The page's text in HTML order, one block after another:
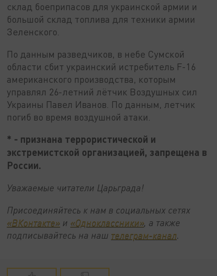
склад боеприпасов для украинской армии и
большой склад топлива для техники армии
Зеленского.
По данным разведчиков, в небе Сумской
области сбит украинский истребитель F-16
американского производства, которым
управлял 26-летний лётчик Воздушных сил
Украины Павел Иванов. По данным, летчик
погиб во время воздушной атаки.
* - признана террористической и
экстремистской организацией, запрещена в
России.
Уважаемые читатели Царьграда!
Присоединяйтесь к нам в социальных сетях
«ВКонтакте» и «Одноклассники», а также
подписывайтесь на наш телеграм-канал